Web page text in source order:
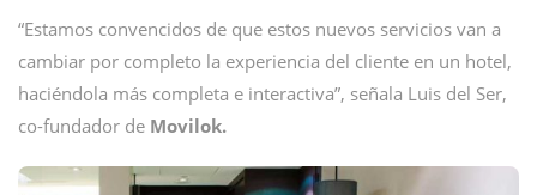
“Estamos convencidos de que estos nuevos servicios van a
cambiar por completo la experiencia del cliente en un hotel,
haciéndola más completa e interactiva”, señala Luis del Ser,
co-fundador de Movilok.